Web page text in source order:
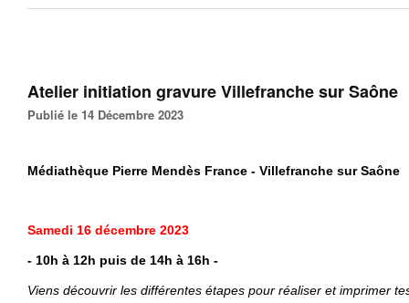
Atelier initiation gravure Villefranche sur Saône
Publié le 14 Décembre 2023
Médiathèque Pierre Mendès France - Villefranche sur Saône
Samedi 16 décembre 2023
- 10h à 12h puis de 14h à 16h -
Viens découvrir les différentes étapes pour réaliser et imprimer